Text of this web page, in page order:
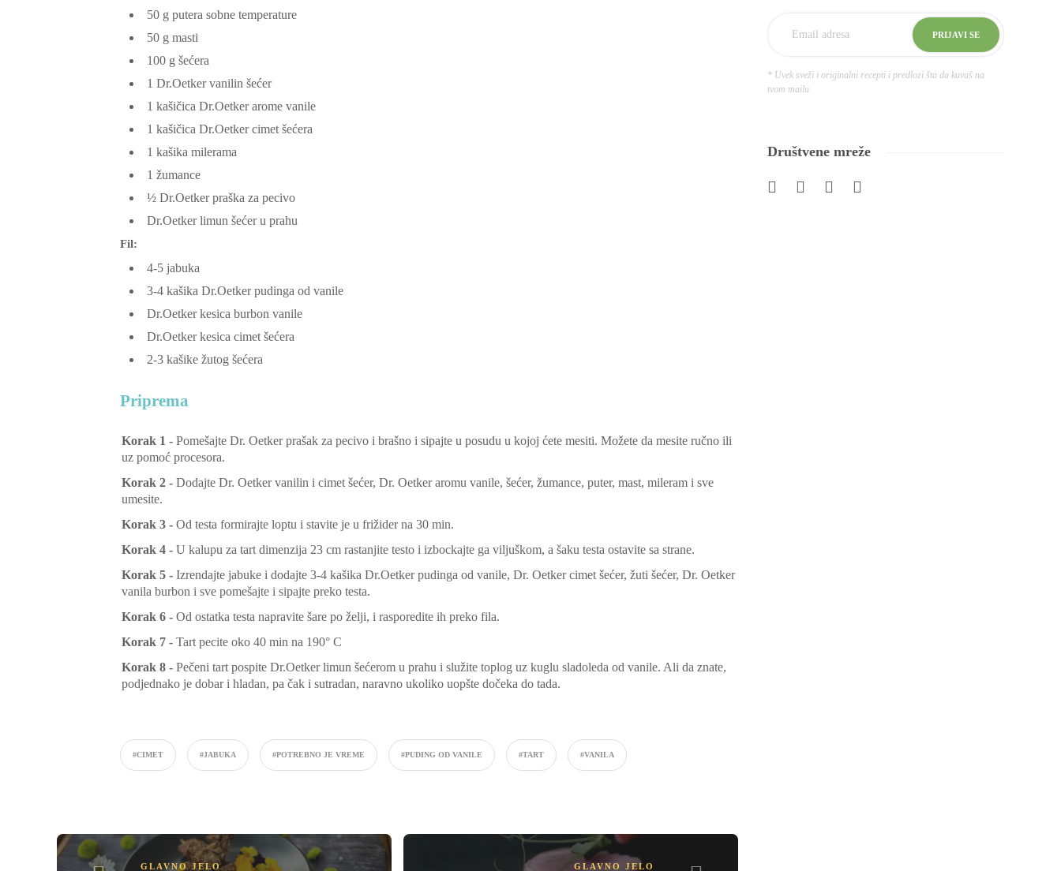
50 g putera sobne temperature
50 g masti
100 g šećera
1 Dr.Oetker vanilin šećer
1 kašičica Dr.Oetker arome vanile
1 kašičica Dr.Oetker cimet šećera
1 kašika milerama
1 žumance
½ Dr.Oetker praška za pecivo
Dr.Oetker limun šećer u prahu
Fil:
4-5 jabuka
3-4 kašika Dr.Oetker pudinga od vanile
Dr.Oetker kesica burbon vanile
Dr.Oetker kesica cimet šećera
2-3 kašike žutog šećera
Priprema
Korak 1 - Pomešajte Dr. Oetker prašak za pecivo i brašno i sipajte u posudu u kojoj ćete mesiti. Možete da mesite ručno ili
uz pomoć procesora.
Korak 2 - Dodajte Dr. Oetker vanilin i cimet šećer, Dr. Oetker aromu vanile, šećer, žumance, puter, mast, mileram i sve
umesite.
Korak 3 - Od testa formirajte loptu i stavite je u frižider na 30 min.
Korak 4 - U kalupu za tart dimenzija 23 cm rastanjite testo i izbockajte ga viljuškom, a šaku testa ostavite sa strane.
Korak 5 - Izrendajte jabuke i dodajte 3-4 kašika Dr.Oetker pudinga od vanile, Dr. Oetker cimet šećer, žuti šećer, Dr. Oetker
vanila burbon i sve pomešajte i sipajte preko testa.
Korak 6 - Od ostatka testa napravite šare po želji, i rasporedite ih preko fila.
Korak 7 - Tart pecite oko 40 min na 190° C
Korak 8 - Pečeni tart pospite Dr.Oetker limun šećerom u prahu i služite toplog uz kuglu sladoleda od vanile. Ali da znate,
podjednako je dobar i hladan, pa čak i sutradan, naravno ukoliko uopšte dočeka do tada.
#CIMET #JABUKA #POTREBNO JE VREME #PUDING OD VANILE #TART #VANILA
GLAVNO JELO GLAVNO JELO
* Uvek sveži i originalni recepti i predlozi šta da kuvaš na
tvom mailu
Društvene mreže